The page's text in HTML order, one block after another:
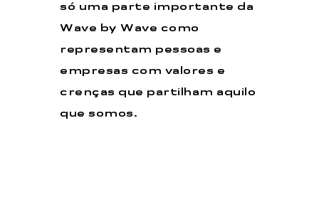
só uma parte importante da
Wave by Wave como
representam pessoas e
empresas com valores e
crenças que partilham aquilo
que somos.